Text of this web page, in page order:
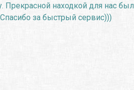
находкой для нас
за быстрый сервис)))